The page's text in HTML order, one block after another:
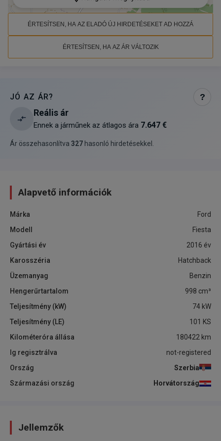
ÉRTESÍTSEN, HA AZ ELADÓ ÚJ HIRDETÉSEKET AD HOZZÁ
ÉRTESÍTSEN, HA AZ ÁR VÁLTOZIK
JÓ AZ ÁR? ?
Reális ár
Ennek a járműnek az átlagos ára 7.647 €
Ár összehasonlítva 327 hasonló hirdetésekkel
Alapvető információk
Márka
Ford
Modell
Fiesta
Gyártási év
2016 év
Karosszéria
Hatchback
Üzemanyag
Benzin
Hengerűrtartalom
998 cm³
Teljesítmény (kW)
74 kW
Teljesítmény (LE)
101 KS
Kilométeróra állása
180422 km
Ig regisztrálva
not-registered
Ország
Szerbia
Származási ország
Horvátország
Jellemzők